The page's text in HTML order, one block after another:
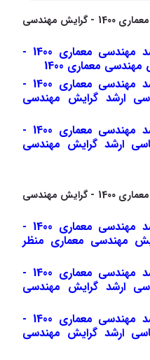
کارنامه های کارشناسی ارشد مهندسی معماری 1400 - گرایش مهندسی
نمونه کارنامه های کارشناسی ارشد مهندسی معماری 1400 -
معماری 1400
نمونه کارنامه های کارشناسی ارشد مهندسی معماری 1400 -
ارشد گرایش مهندسی
نمونه کارنامه های کارشناسی ارشد مهندسی معماری 1400 -
ارشد گرایش مهندسی
کارنامه های کارشناسی ارشد مهندسی معماری 1400 - گرایش مهندسی
نمونه کارنامه های کارشناسی ارشد مهندسی معماری 1400 -
مهندسی معماری منظر
نمونه کارنامه های کارشناسی ارشد مهندسی معماری 1400 -
ارشد گرایش مهندسی
نمونه کارنامه های کارشناسی ارشد مهندسی معماری 1400 -
ارشد گرایش مهندسی